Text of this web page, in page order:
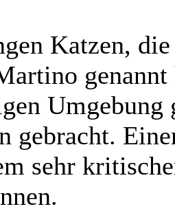
Katzen,
genannt
gebracht.
sehr